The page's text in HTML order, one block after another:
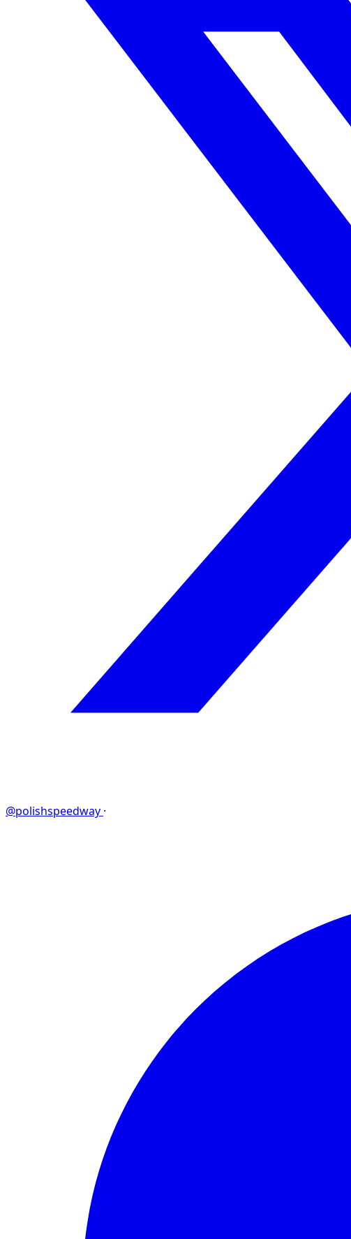
@polishspeedway ·